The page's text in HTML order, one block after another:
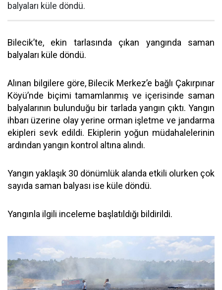
balyaları küle döndü.
Bilecik’te, ekin tarlasında çıkan yangında saman
balyaları küle döndü.
Alınan bilgilere göre, Bilecik Merkez’e bağlı Çakırpınar
Köyü’nde biçimi tamamlanmış ve içerisinde saman
balyalarının bulunduğu bir tarlada yangın çıktı. Yangın
ihbarı üzerine olay yerine orman işletme ve jandarma
ekipleri sevk edildi. Ekiplerin yoğun müdahalelerinin
ardından yangın kontrol altına alındı.
Yangın yaklaşık 30 dönümlük alanda etkili olurken çok
sayıda saman balyası ise küle döndü.
Yangınla ilgili inceleme başlatıldığı bildirildi.